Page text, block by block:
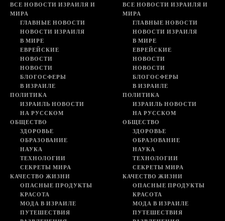
ВСЕ НОВОСТИ ИЗРАИЛЯ И
МИРА
ГЛАВНЫЕ НОВОСТИ
НОВОСТИ ИЗРАИЛЯ
В МИРЕ
ЕВРЕЙСКИЕ
НОВОСТИ
НОВОСТИ
БЛОГОСФЕРЫ
В ИЗРАИЛЕ
ПОЛИТИКА
ИЗРАИЛЬ НОВОСТИ
НА РУССКОМ
ОБЩЕСТВО
ЗДОРОВЬЕ
ОБРАЗОВАНИЕ
НАУКА
ТЕХНОЛОГИИ
СЕКРЕТЫ МИРА
КАЧЕСТВО ЖИЗНИ
ОПАСНЫЕ ПРОДУКТЫ
КРАСОТА
МОДА В ИЗРАИЛЕ
ПУТЕШЕСТВИЯ
ВСЕ НОВОСТИ ИЗРАИЛЯ И
МИРА
ГЛАВНЫЕ НОВОСТИ
НОВОСТИ ИЗРАИЛЯ
В МИРЕ
ЕВРЕЙСКИЕ
НОВОСТИ
НОВОСТИ
БЛОГОСФЕРЫ
В ИЗРАИЛЕ
ПОЛИТИКА
ИЗРАИЛЬ НОВОСТИ
НА РУССКОМ
ОБЩЕСТВО
ЗДОРОВЬЕ
ОБРАЗОВАНИЕ
НАУКА
ТЕХНОЛОГИИ
СЕКРЕТЫ МИРА
КАЧЕСТВО ЖИЗНИ
ОПАСНЫЕ ПРОДУКТЫ
КРАСОТА
МОДА В ИЗРАИЛЕ
ПУТЕШЕСТВИЯ